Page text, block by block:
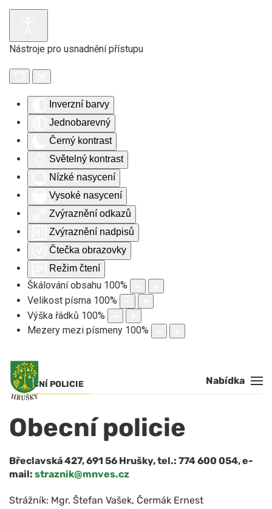
Nástroje pro usnadnění přístupu
Inverzní barvy
Jednobarevný
Černý kontrast
Světelný kontrast
Nízké nasycení
Vysoké nasycení
Zvýraznění odkazů
Zvýraznění nadpisů
Čtečka obrazovky
Režim čtení
Škálování obsahu 100%
Velikost písma 100%
Výška řádků 100%
Mezery mezi písmeny 100%
Nabídka
OBECNÍ POLICIE
Obecní policie
Břeclavská 427, 691 56 Hrušky, tel.: 774 600 054, e-
mail: straznik@mnves.cz
Strážník: Mgr. Štefan Vašek, Čermák Ernest